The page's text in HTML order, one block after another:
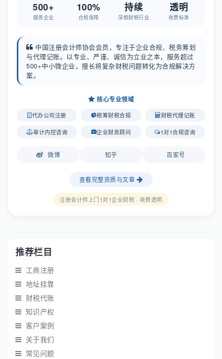
500+
服务企业
100%
合规保障
持续
深根财税行业
透明
收费标准
中国注册会计师协会会员，专注于企业合规、税务筹划
与代理记账。以专业、严谨、诚信为立业之本，服务超过
500+中小微企业，擅长将复杂财税问题转化为合规解决方
案。
核心专业领域
代办公司注册 税筹财税合规 财税代理记账
审计内控咨询 企业财务顾问 1对1合规咨询
微博 知乎 百家号
查看完整资质与文章
注册会计师上门1对1企业财税 · 收费透明
推荐栏目
工商注册
地址挂靠
财税代账
知识产权
客户案例
关于我们
常见问题